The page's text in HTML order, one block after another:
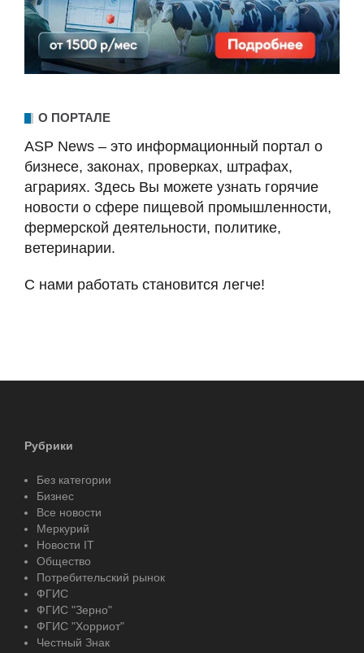
О ПОРТАЛЕ
ASP News – это информационный портал о
бизнесе, законах, проверках, штрафах,
аграриях. Здесь Вы можете узнать горячие
новости о сфере пищевой промышленности,
фермерской деятельности, политике,
ветеринарии.
С нами работать становится легче!
Рубрики
Без категории
Бизнес
Все новости
Меркурий
Новости IT
Общество
Потребительский рынок
ФГИС
ФГИС "Зерно"
ФГИС "Хорриот"
Честный Знак